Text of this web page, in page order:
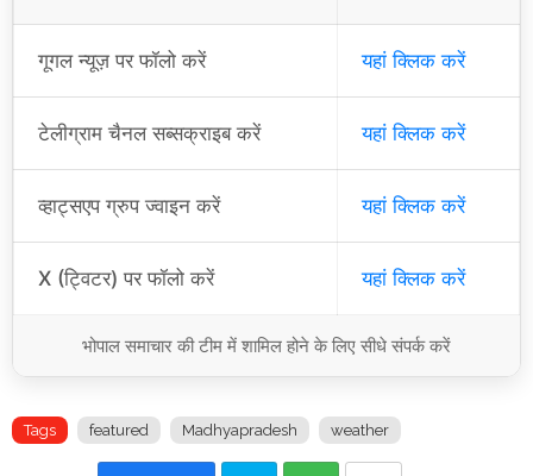
गूगल न्यूज़ पर फॉलो करें यहां क्लिक करें
टेलीग्राम चैनल सब्सक्राइब करें यहां क्लिक करें
व्हाट्सएप ग्रुप ज्वाइन करें यहां क्लिक करें
X (ट्विटर) पर फॉलो करें यहां क्लिक करें
भोपाल समाचार की टीम में शामिल होने के लिए सीधे संपर्क करें
Tags featured Madhyapradesh weather